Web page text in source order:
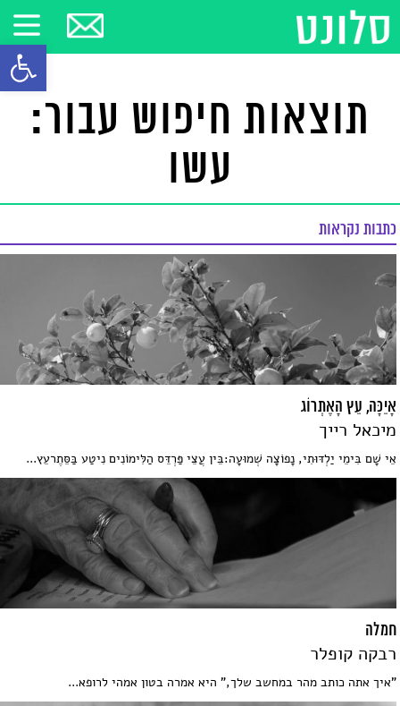
פתח
תוצאות חיפוש עבור:
עשו
כתבות נקראות
אָיֵכָּה, עֵץ הָאֶתְרוֹג
מיכאל רייך
אֵי שָׁם בִּימֵי יַלְדּוּתִי, נָפוֹצָה שְׁמוּעָה:בֵּין עֲצֵי פַּרְדֵּס הַלִּימוֹנִים נִיטַע בַּסֵּתֶרעֵץ...
חמלה
רבקה קופלר
"איך אתה כותב מהר במחשב שלך," היא אמרה בטון אמהי לרופא...